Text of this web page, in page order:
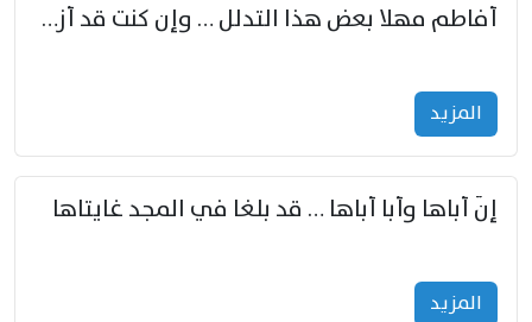
أفاطم مهلا بعض هذا التدلل … وإن كنت قد أزمعت صرمي فأجملي
المزید
إنّ أباها وأبا أباها … قد بلغا في المجد غايتاها
المزید